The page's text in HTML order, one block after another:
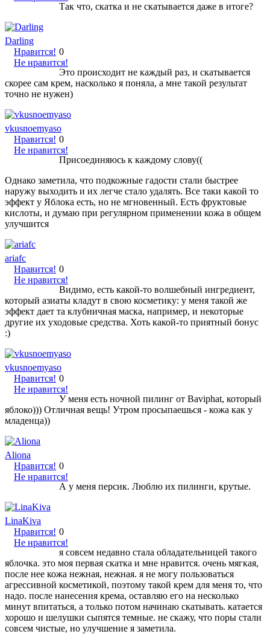
Так что, скатка и не скатывается даже в итоге?
Darling
Нравится!
Не нравится!
0
Это происходит не каждый раз, и скатывается
скорее сам крем, насколько я поняла, а мне такой результат
точно не нужен)
vkusnoemyaso
Нравится!
Не нравится!
0
Присоединяюсь к каждому слову((
Однако заметила, что подкожные гадости стали быстрее
наружу выходить и их легче стало удалять. Все таки какой то
эффект у Яблока есть, но не мгновенный. Есть фруктовые
кислоты, и думаю при регулярном применении кожа в общем
улучшится
ariafc
Нравится!
Не нравится!
0
Видимо, есть какой-то волшебный ингредиент,
который азиаты кладут в свою косметику: у меня такой же
эффект дает та клубничная маска, например, и некоторые
другие их уходовые средства. Хоть какой-то приятный бонус
:)
vkusnoemyaso
Нравится!
Не нравится!
0
У меня есть ночной пилинг от Baviphat, который
яблоко))) Отличная вещь! Утром просыпаешься - кожа как у
младенца))
Aliona
Нравится!
Не нравится!
0
А у меня персик. Люблю их пилинги, крутые.
LinaKiva
Нравится!
Не нравится!
0
я совсем недавно стала обладательницей такого
яблочка. это моя первая скатка и мне нравится. очень мягкая,
после нее кожа нежная, нежная. я не могу пользоваться
агрессивной косметикой, поэтому такой крем для меня то, что
надо. после нанесения крема, оставляю его на несколько
минут впитаться, а только потом начинаю скатывать. катается
хорошо и шелушки сыпятся темные. не скажу, что поры стали
совсем чистые, но улучшение я заметила.